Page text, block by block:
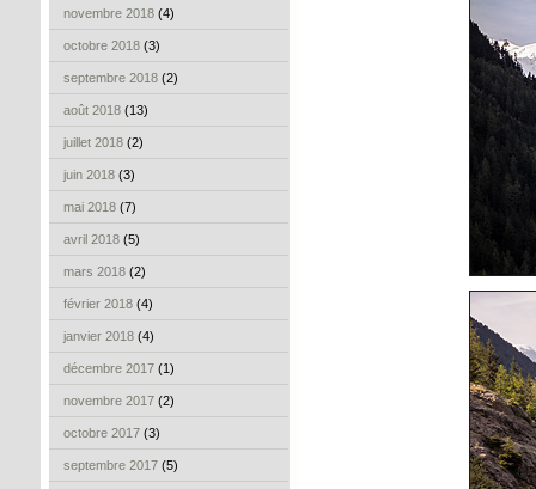
novembre 2018 (4)
octobre 2018 (3)
septembre 2018 (2)
août 2018 (13)
juillet 2018 (2)
juin 2018 (3)
mai 2018 (7)
avril 2018 (5)
mars 2018 (2)
février 2018 (4)
janvier 2018 (4)
décembre 2017 (1)
novembre 2017 (2)
octobre 2017 (3)
septembre 2017 (5)